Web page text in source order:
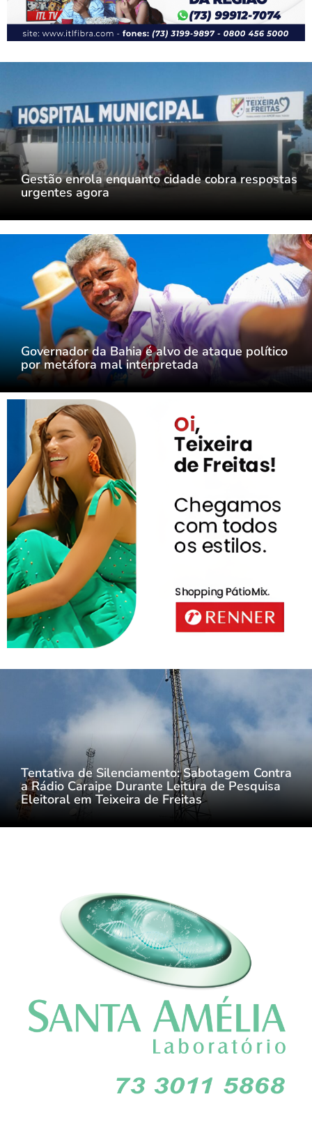
Gestão enrola enquanto cidade cobra respostas
urgentes agora
Governador da Bahia é alvo de ataque político
por metáfora mal interpretada
Tentativa de Silenciamento: Sabotagem Contra
a Rádio Caraipe Durante Leitura de Pesquisa
Eleitoral em Teixeira de Freitas